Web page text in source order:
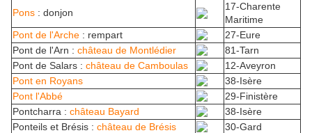
Pons : donjon
17-Charente
Maritime
Pont de l'Arche : rempart
27-Eure
Pont de l'Arn : château de Montlédier
81-Tarn
Pont de Salars : château de Camboulas
12-Aveyron
Pont en Royans
38-Isère
Pont l'Abbé
29-Finistère
Pontcharra : château Bayard
38-Isère
Ponteils et Brésis : château de Brésis
30-Gard